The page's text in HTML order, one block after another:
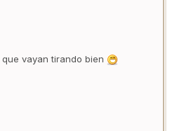
vayan tirando bien